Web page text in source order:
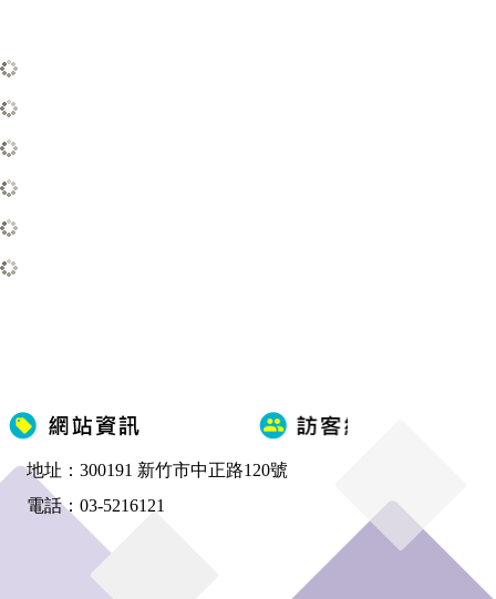
地址：300191 新竹市中正路120號
電話：03-5216121